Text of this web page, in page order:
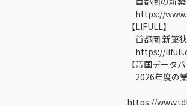
https://
【LIFULL】
首都圏 新築
https://
【帝国データバ
2026年度の
https://